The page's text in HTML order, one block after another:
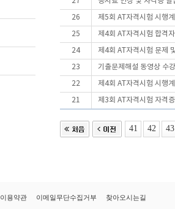
26 제5회 AT자격시험 시행
25 제4회 AT자격시험 합격
24 제4회 AT자격시험 문제
23 기출문제해설 동영상 수
22 제4회 AT자격시험 시행
21 제3회 AT자격시험 자격
41 42 43
이용약관 이메일무단수집거부 찾아오시는길